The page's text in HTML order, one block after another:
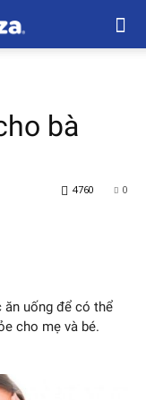
bà
0
4760
ăn uống để có thể
cho mẹ và bé.